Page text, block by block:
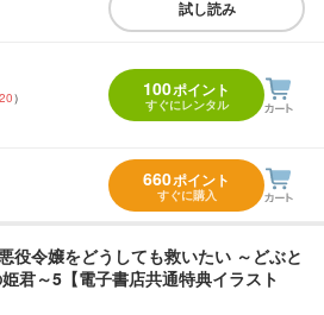
試し読み
） 100ポイント
すぐにレンタル
660ポイント
すぐに購入
役令嬢をどうしても救いたい ～どぶと
君～5【電子書店共通特典イラスト